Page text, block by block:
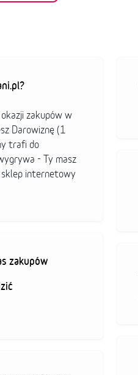
zakupów w
Darowiznę (1
trafi do
- Ty masz
sklep internetowy
zakupów